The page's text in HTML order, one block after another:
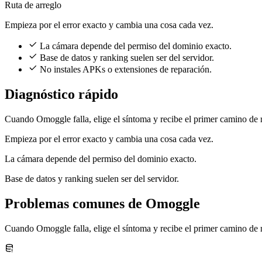
Ruta de arreglo
Empieza por el error exacto y cambia una cosa cada vez.
La cámara depende del permiso del dominio exacto.
Base de datos y ranking suelen ser del servidor.
No instales APKs o extensiones de reparación.
Diagnóstico rápido
Cuando Omoggle falla, elige el síntoma y recibe el primer camino de
Empieza por el error exacto y cambia una cosa cada vez.
La cámara depende del permiso del dominio exacto.
Base de datos y ranking suelen ser del servidor.
Problemas comunes de Omoggle
Cuando Omoggle falla, elige el síntoma y recibe el primer camino de